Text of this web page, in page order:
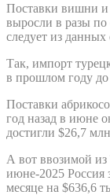
Поставки вишни и
выросли в разы по
следует из
Так, импорт
в прошлом году
Поставки
год назад в июне
достигли $26,7
А вот ввозимой
июне-2025 Россия
месяце на $636,6